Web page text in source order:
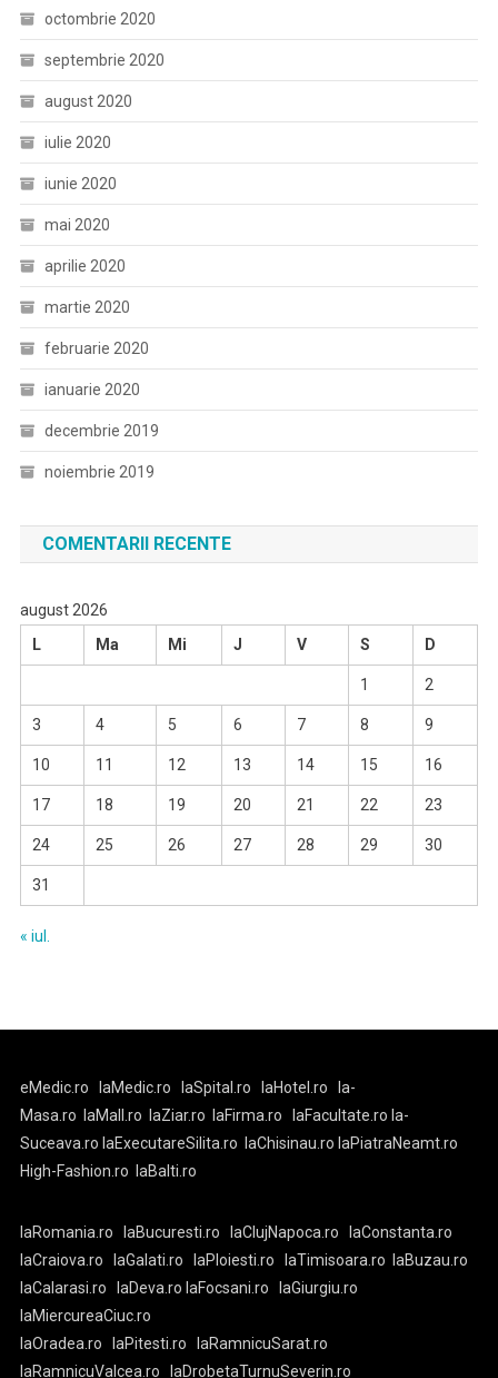
octombrie 2020
septembrie 2020
august 2020
iulie 2020
iunie 2020
mai 2020
aprilie 2020
martie 2020
februarie 2020
ianuarie 2020
decembrie 2019
noiembrie 2019
COMENTARII RECENTE
august 2026
L
Ma Mi J V S D
1 2
3 4 5 6 7 8 9
10 11 12 13 14 15 16
17 18 19 20 21 22 23
24 25 26 27 28 29 30
31
« iul.
eMedic.ro laMedic.ro laSpital.ro laHotel.ro
la-
Masa.ro
laMall.ro laZiar.ro laFirma.ro laFacultate.ro la-
Suceava.ro laExecutareSilita.ro laChisinau.ro laPiatraNeamt.ro
High-Fashion.ro
laBalti.ro
laRomania.ro laBucuresti.ro laClujNapoca.ro
laConstanta.ro
laCraiova.ro
laGalati.ro laPloiesti.ro laTimisoara.ro
laBuzau.ro
laCalarasi.ro
laDeva.ro laFocsani.ro
laGiurgiu.ro
laMiercureaCiuc.ro
laOradea.ro
laPitesti.ro
laRamnicuSarat.ro
laRamnicuValcea.ro
laDrobetaTurnuSeverin.ro